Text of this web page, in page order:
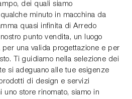
dei quali siamo
minuto in macchina da
quasi infinita di Arredo
punto vendita, un luogo
una valida progettazione e per
Ti guidiamo nella selezione dei
si adeguano alle tue esigenze
di design e servizi
uno store rinomato, siamo in